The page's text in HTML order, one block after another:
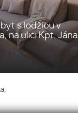
s lodžiou v
na ulici Kpt. Jána